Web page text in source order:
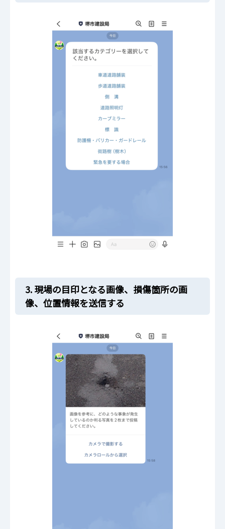
3. 現場の目印となる画像、損傷箇所の画
像、位置情報を送信する